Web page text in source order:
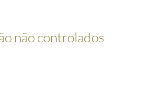
não controlados